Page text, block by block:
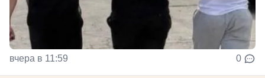
вчера в 11:59 0